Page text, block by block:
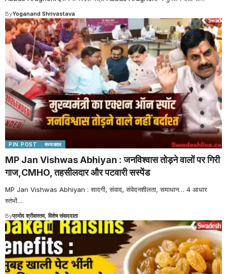
ByYoganand Shrivastava
PIN POST मध्यकाल
MP Jan Vishwas Abhiyan : जनविश्वास तोड़ने वालों पर गिरी
गाज,CMHO, तहसीलदार और पटवारी सस्पेंड
MP Jan Vishwas Abhiyan : सादगी, संवाद, संवेदनशीलता, समाधान… 4 आधार
स्तंभों…
Byप्रमोद श्रीवास्तव, विशेष संवाददाता